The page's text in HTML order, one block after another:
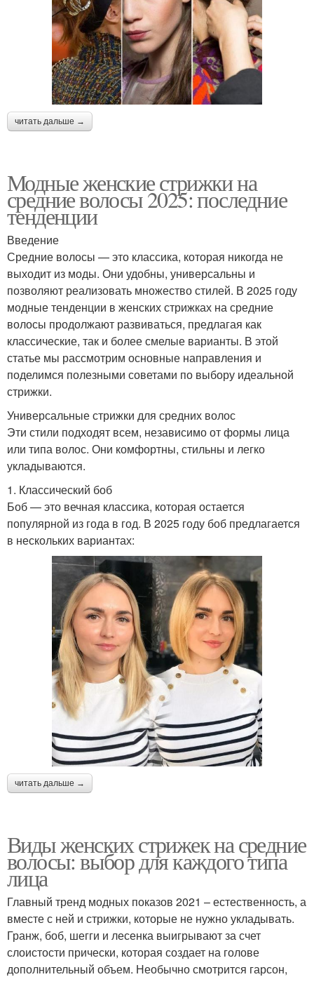
читать дальше →
Модные женские стрижки на
средние волосы 2025: последние
тенденции
Введение
Средние волосы — это классика, которая никогда не
выходит из моды. Они удобны, универсальны и
позволяют реализовать множество стилей. В 2025 году
модные тенденции в женских стрижках на средние
волосы продолжают развиваться, предлагая как
классические, так и более смелые варианты. В этой
статье мы рассмотрим основные направления и
поделимся полезными советами по выбору идеальной
стрижки.
Универсальные стрижки для средних волос
Эти стили подходят всем, независимо от формы лица
или типа волос. Они комфортны, стильны и легко
укладываются.
1. Классический боб
Боб — это вечная классика, которая остается
популярной из года в год. В 2025 году боб предлагается
в нескольких вариантах:
читать дальше →
Виды женских стрижек на средние
волосы: выбор для каждого типа
лица
Главный тренд модных показов 2021 – естественность, а
вместе с ней и стрижки, которые не нужно укладывать.
Гранж, боб, шегги и лесенка выигрывают за счет
слоистости прически, которая создает на голове
дополнительный объем. Необычно смотрится гарсон,